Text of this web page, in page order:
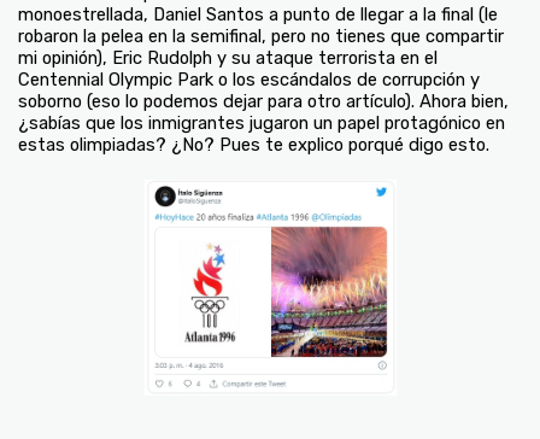
monoestrellada, Daniel Santos a punto de llegar a la final (le
robaron la pelea en la semifinal, pero no tienes que compartir
mi opinión), Eric Rudolph y su ataque terrorista en el
Centennial Olympic Park o los escándalos de corrupción y
soborno (eso lo podemos dejar para otro artículo). Ahora bien,
¿sabías que los inmigrantes jugaron un papel protagónico en
estas olimpiadas? ¿No? Pues te explico porqué digo esto.